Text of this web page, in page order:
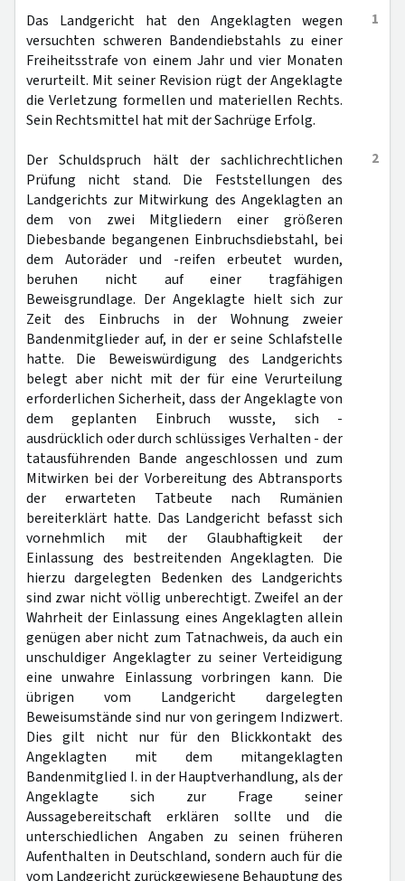
1
Das Landgericht hat den Angeklagten wegen
versuchten schweren Bandendiebstahls zu einer
Freiheitsstrafe von einem Jahr und vier Monaten
verurteilt. Mit seiner Revision rügt der Angeklagte
die Verletzung formellen und materiellen Rechts.
Sein Rechtsmittel hat mit der Sachrüge Erfolg.
2
Der Schuldspruch hält der sachlichrechtlichen
Prüfung nicht stand. Die Feststellungen des
Landgerichts zur Mitwirkung des Angeklagten an
dem von zwei Mitgliedern einer größeren
Diebesbande begangenen Einbruchsdiebstahl, bei
dem Autoräder und -reifen erbeutet wurden,
beruhen nicht auf einer tragfähigen
Beweisgrundlage. Der Angeklagte hielt sich zur
Zeit des Einbruchs in der Wohnung zweier
Bandenmitglieder auf, in der er seine Schlafstelle
hatte. Die Beweiswürdigung des Landgerichts
belegt aber nicht mit der für eine Verurteilung
erforderlichen Sicherheit, dass der Angeklagte von
dem geplanten Einbruch wusste, sich -
ausdrücklich oder durch schlüssiges Verhalten - der
tatausführenden Bande angeschlossen und zum
Mitwirken bei der Vorbereitung des Abtransports
der erwarteten Tatbeute nach Rumänien
bereiterklärt hatte. Das Landgericht befasst sich
vornehmlich mit der Glaubhaftigkeit der
Einlassung des bestreitenden Angeklagten. Die
hierzu dargelegten Bedenken des Landgerichts
sind zwar nicht völlig unberechtigt. Zweifel an der
Wahrheit der Einlassung eines Angeklagten allein
genügen aber nicht zum Tatnachweis, da auch ein
unschuldiger Angeklagter zu seiner Verteidigung
eine unwahre Einlassung vorbringen kann. Die
übrigen vom Landgericht dargelegten
Beweisumstände sind nur von geringem Indizwert.
Dies gilt nicht nur für den Blickkontakt des
Angeklagten mit dem mitangeklagten
Bandenmitglied I. in der Hauptverhandlung, als der
Angeklagte sich zur Frage seiner
Aussagebereitschaft erklären sollte und die
unterschiedlichen Angaben zu seinen früheren
Aufenthalten in Deutschland, sondern auch für die
vom Landgericht zurückgewiesene Behauptung des